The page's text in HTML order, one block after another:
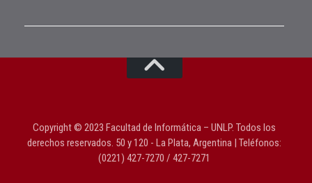
Copyright © 2023 Facultad de Informática – UNLP. Todos los
derechos reservados. 50 y 120 - La Plata, Argentina | Teléfonos:
(0221) 427-7270 / 427-7271